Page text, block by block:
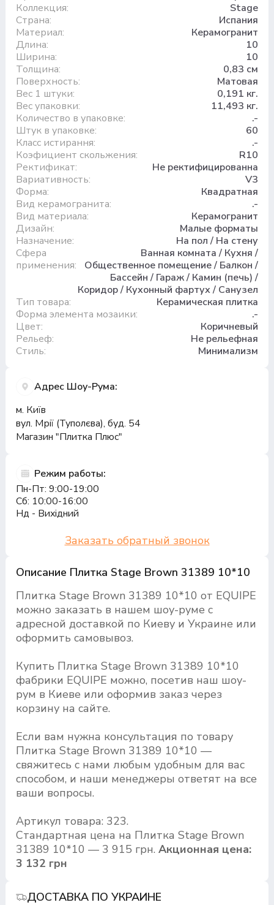
Описание Плитка Stage Brown 31389 10*10
Плитка Stage Brown 31389 10*10 от EQUIPE
можно заказать в нашем шоу-руме с
адресной доставкой по Киеву и Украине или
оформить самовывоз.
Купить Плитка Stage Brown 31389 10*10
фабрики EQUIPE можно, посетив наш шоу-
рум в Киеве или оформив заказ через
корзину на сайте.
Если вам нужна консультация по товару
Плитка Stage Brown 31389 10*10 —
свяжитесь с нами любым удобным для вас
способом, и наши менеджеры ответят на все
ваши вопросы.
Артикул товара: 323.
Стандартная цена на Плитка Stage Brown
31389 10*10 — 3 915 грн. Акционная цена:
3 132 грн
ДОСТАВКА ПО УКРАИНЕ
Коллекция:
Stage
Страна:
Испания
Материал:
Керамогранит
Длина:
10
Ширина:
10
Толщина:
0,83 см
Поверхность:
Матовая
Вес 1 штуки:
0,191 кг.
Вес упаковки:
11,493 кг.
Количество в упаковке:
.-
Штук в упаковке:
60
Класс истирання:
.-
Коэфициент скольжения:
R10
Ректификат:
Не ректифицированна
Вариативность:
V3
Форма:
Квадратная
Вид керамогранита:
.-
Вид материала:
Керамогранит
Дизайн:
Малые форматы
Назначение:
На пол / На стену
Сфера
применения:
Ванная комната / Кухня /
Общественное помещение / Балкон /
Бассейн / Гараж / Камин (печь) /
Коридор / Кухонный фартух / Санузел
Тип товара:
Керамическая плитка
Форма элемента мозаики:
.-
Цвет:
Коричневый
Рельеф:
Не рельефная
Стиль:
Минимализм
Адрес Шоу-Рума:
м. Київ
вул. Мрії (Туполєва), буд. 54
Магазин "Плитка Плюс"
Режим работы:
Пн-Пт: 9:00-19:00
Сб: 10:00-16:00
Нд - Вихідний
Заказать обратный звонок